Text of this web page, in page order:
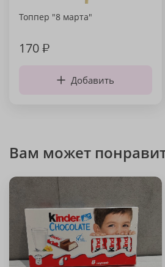
Топпер "8 марта"
170₽
Добавить
Вам может